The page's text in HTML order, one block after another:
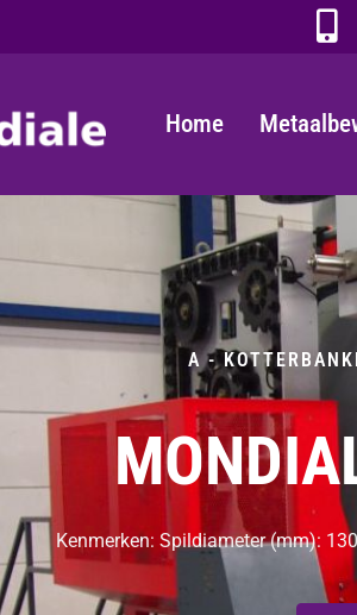
Home
A -
Kenmerken: Spildiameter (mm):